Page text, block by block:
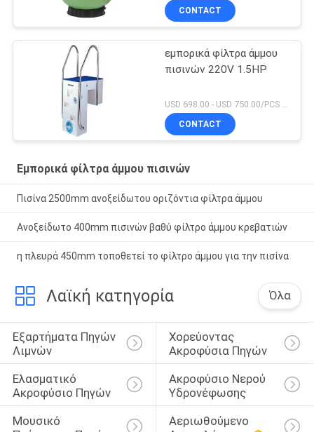
CONTACT
εμπορικά φίλτρα άμμου
πισινών 220V 1.5HP
USD 698.00 - USD 750.00/PCS MOQ:1 σύνολο
CONTACT
Εμπορικά φίλτρα άμμου πισινών
Πισίνα 2500mm ανοξείδωτου οριζόντια φίλτρα άμμου
Ανοξείδωτο 400mm πισινών βαθύ φίλτρο άμμου κρεβατιών
η πλευρά 450mm τοποθετεί το φίλτρο άμμου για την πισίνα
Λαϊκή κατηγορία Όλα
Εξαρτήματα Πηγών
Λιμνών
Χορεύοντας
Ακροφύσια Πηγών
Ελασματικό
Ακροφύσιο Πηγών
Ακροφύσιο Νερού
Υδρονέφωσης
Μουσικό
Αεριωθούμενο